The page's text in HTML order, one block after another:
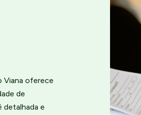
Viana oferece
de
detalhada e